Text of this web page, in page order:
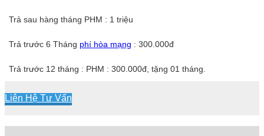
Trả sau hàng tháng PHM : 1 triệu
Trả trước 6 Tháng phí hòa mạng : 300.000đ
Trả trước 12 tháng : PHM : 300.000đ, tặng 01 tháng.
Liên Hệ Tư Vấn